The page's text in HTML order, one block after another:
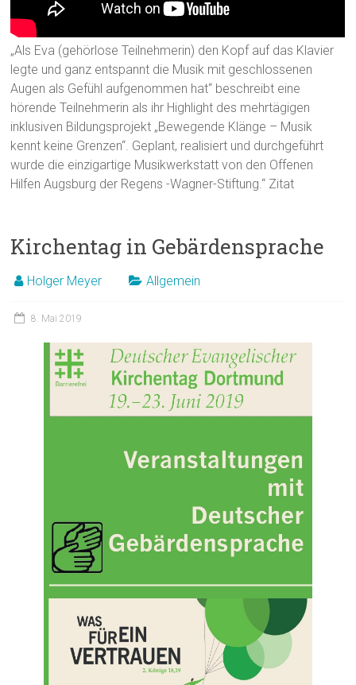
„Als Eva (gehörlose Teilnehmerin) den Kopf auf das Klavier
legte und ganz entspannt die Musik mit geschlossenen
Augen als Gefühl aufgenommen hat“ beschreibt eine
hörende Teilnehmerin als ihr Highlight des mehrtägigen
inklusiven Bildungsprojekt „Bewegende Klänge – Musik
kennt keine Grenzen“. Geplant, realisiert und durchgeführt
wurde die einzigartige Musikwerkstatt von den Offenen
Hilfen Augsburg der Regens -Wagner-Stiftung.“ Zitat
Kirchentag in Gebärdensprache
Holger Meyer Allgemein
8. Mai 2019